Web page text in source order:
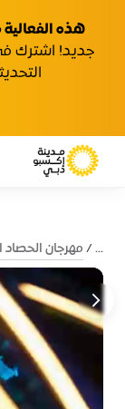
هذه
جديد! اشترك
... مهرجان الحصاد